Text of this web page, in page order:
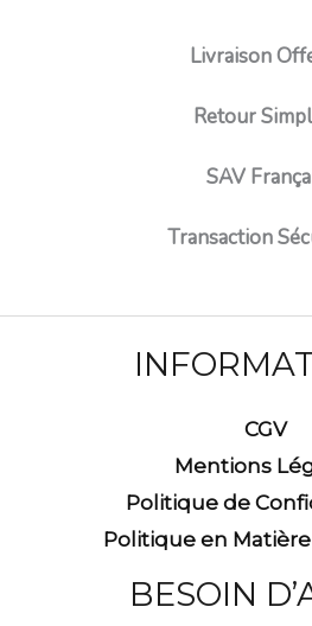
Livraison
Retour
SAV
Transaction
CGV
Mentions
Politique de
Politique en
BESOIN